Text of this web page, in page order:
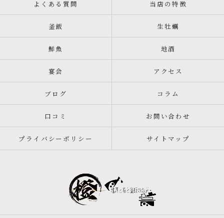
よくある質問 当店の特徴
釜飯 生牡蠣
鮮魚 地酒
宴会 アクセス
ブログ コラム
口コミ お問い合わせ
プライバシーポリシー サイトマップ